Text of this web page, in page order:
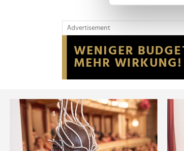
Wir verwenden
Website an
möglicherweise
der Dienste
Advertisement